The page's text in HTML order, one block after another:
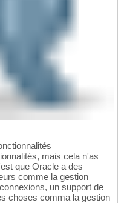
mais cela n'as
que Oracle a des
comme la gestion
un support de
choses comma la gestion